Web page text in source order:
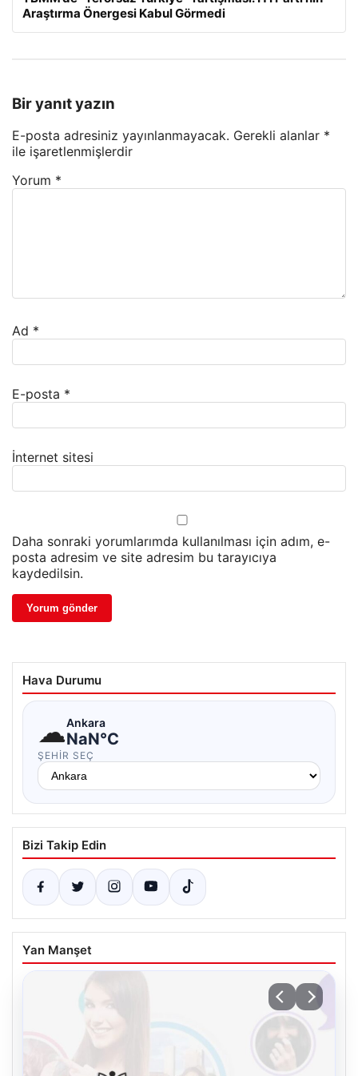
Araştırma Önergesi Kabul Görmedi
Bir yanıt yazın
E-posta adresiniz yayınlanmayacak. Gerekli alanlar *
ile işaretlenmişlerdir
Yorum *
Ad *
E-posta *
İnternet sitesi
Daha sonraki yorumlarımda kullanılması için adım, e-
posta adresim ve site adresim bu tarayıcıya
kaydedilsin.
Hava Durumu
☁Ankara
NaN°C
ŞEHIR SEÇ
Bizi Takip Edin
Yan Manşet